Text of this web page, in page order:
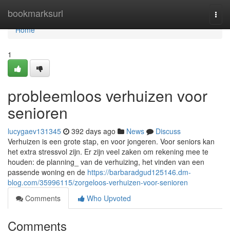
bookmarksurl
Home
Home
1
probleemloos verhuizen voor
senioren
lucygaev131345 392 days ago News
Discuss
Verhuizen is een grote stap, en voor jongeren. Voor seniors kan
het extra stressvol zijn. Er zijn veel zaken om rekening mee te
houden: de planning_ van de verhuizing, het vinden van een
passende woning en de https://barbaradgud125146.dm-
blog.com/35996115/zorgeloos-verhuizen-voor-senioren
Comments
Who Upvoted
Comments